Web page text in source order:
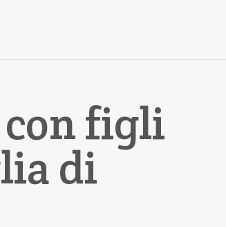
con figli
di